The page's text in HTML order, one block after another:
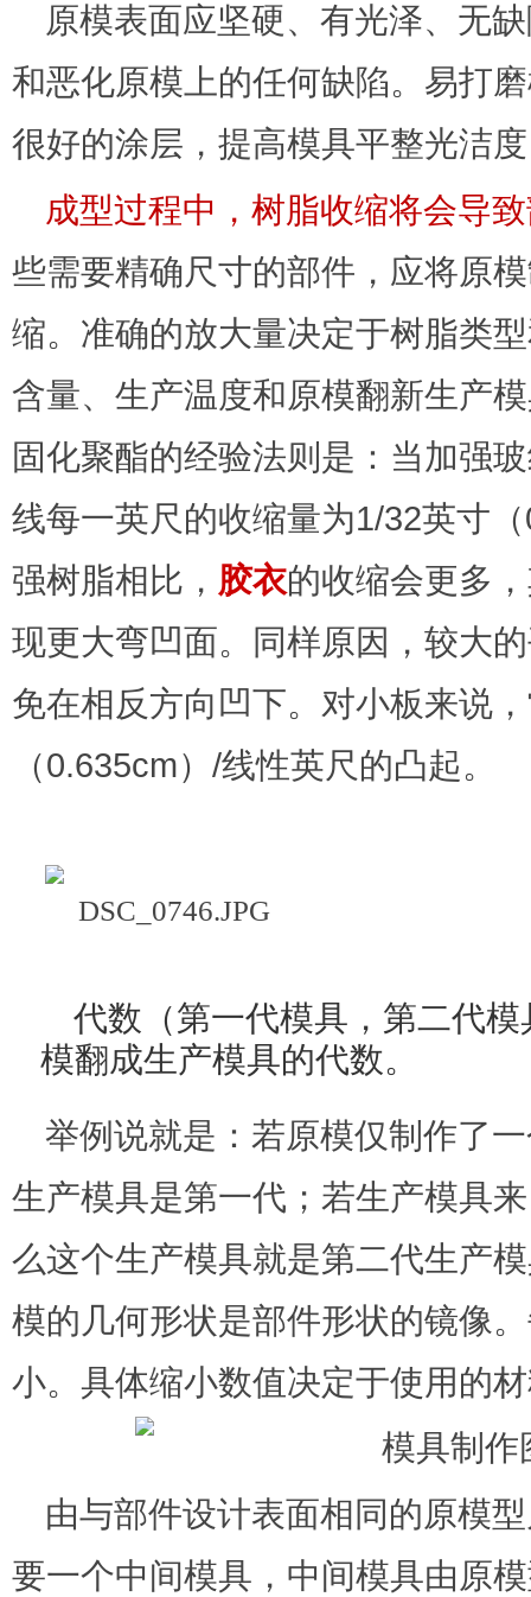
原模表面应坚硬、有光泽、无
和恶化原模上的任何缺陷。易打
很好的涂层，提高模具平整光洁
成型过程中，树脂收缩将会导
些需要精确尺寸的部件，应将原
缩。准确的放大量决定于树脂类
含量、生产温度和原模翻新生产
固化聚酯的经验法则是：当加强
线每一英尺的收缩量为1/32英寸
强树脂相比， 胶衣的收缩会更多
现更大弯凹面。同样原因，较大
免在相反方向凹下。对小板来说
（0.635cm）/线性英尺的凸起。
代数（第一代模具，第二代模
模翻成生产模具的代数。
举例说就是：若原模仅制作了
生产模具是第一代；若生产模具
么这个生产模具就是第二代生产
模的几何形状是部件形状的镜像
小。具体缩小数值决定于使用的
由与部件设计表面相同的原模
要一个中间模具，中间模具由原